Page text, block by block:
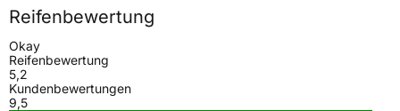
Reifenbewertung
Okay
Reifenbewertung
5,2
Kundenbewertungen
9,5